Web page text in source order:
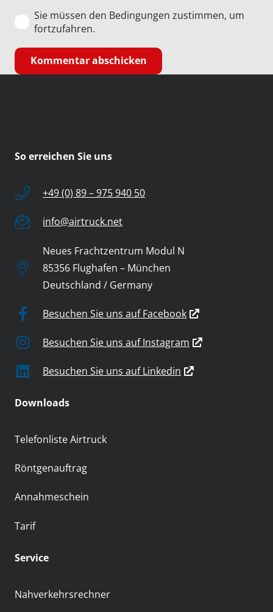
Sie müssen den Bedingungen zustimmen, um
fortzufahren.
Kommentar abschicken
So erreichen Sie uns
+49 (0) 89 – 975 940 50
info@airtruck.net
Neues Frachtzentrum Modul N
85356 Flughafen – München
Deutschland / Germany
Besuchen Sie uns auf Facebook
Besuchen Sie uns auf Instagram
Besuchen Sie uns auf Linkedin
Downloads
Telefonliste Airtruck
Röntgenauftrag
Annahmeschein
Tarif
Service
Nahverkehrsrechner